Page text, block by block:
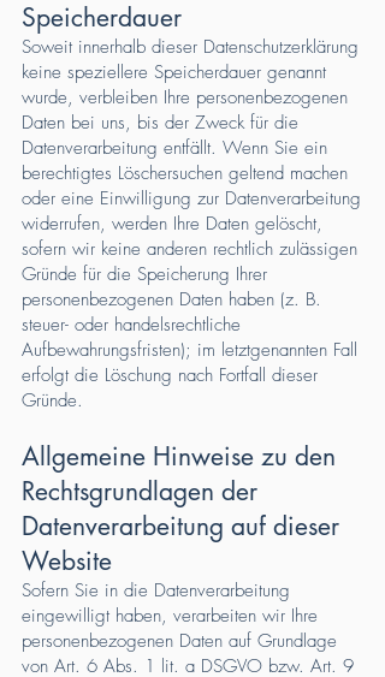
Speicherdauer
Soweit innerhalb dieser Datenschutzerklärung
keine speziellere Speicherdauer genannt
wurde, verbleiben Ihre personenbezogenen
Daten bei uns, bis der Zweck für die
Datenverarbeitung entfällt. Wenn Sie ein
berechtigtes Löschersuchen geltend machen
oder eine Einwilligung zur Datenverarbeitung
widerrufen, werden Ihre Daten gelöscht,
sofern wir keine anderen rechtlich zulässigen
Gründe für die Speicherung Ihrer
personenbezogenen Daten haben (z. B.
steuer- oder handelsrechtliche
Aufbewahrungsfristen); im letztgenannten Fall
erfolgt die Löschung nach Fortfall dieser
Gründe.
Allgemeine Hinweise zu den
Rechtsgrundlagen der
Datenverarbeitung auf dieser
Website
Sofern Sie in die Datenverarbeitung
eingewilligt haben, verarbeiten wir Ihre
personenbezogenen Daten auf Grundlage
von Art. 6 Abs. 1 lit. a DSGVO bzw. Art. 9